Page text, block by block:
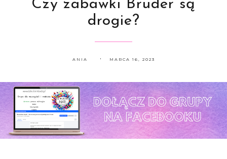
Czy zabawki Bruder są
drogie?
ANIA MARCA 16, 2023